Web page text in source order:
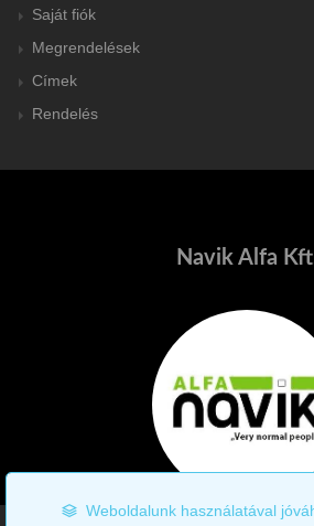
Saját fiók
Megrendelések
Címek
Rendelés
Navik Alfa
Weboldalunk használatával